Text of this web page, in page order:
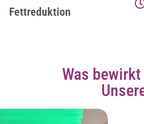
Fettreduktion
Was